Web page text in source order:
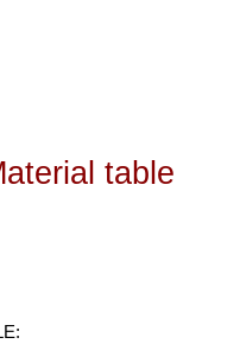
table